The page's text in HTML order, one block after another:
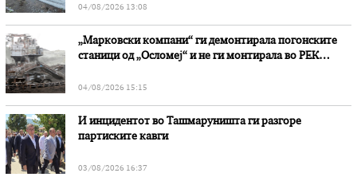
04/08/2026 13:08
„Марковски компани“ ги демонтирала погонските
станици од „Осломеј“ и не ги монтирала во РЕК
04/08/2026 15:15
И инцидентот во Ташмаруништa ги разгоре
партиските кавги
03/08/2026 16:37